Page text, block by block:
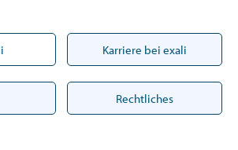
Karriere bei exali
Rechtliches